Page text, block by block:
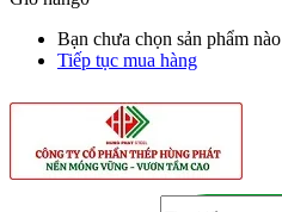
Bạn chưa chọn sản phẩm nào
Tiếp tục mua hàng